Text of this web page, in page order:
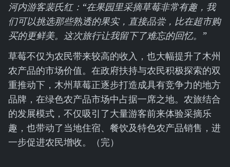
河内游客裴氏红：“在果园里采摘草莓非常有趣，我
们可以挑选那些熟透的果实，直接品尝，比在超市购
买的更鲜美。这次旅行让我留下了难忘的回忆。”
草莓不仅为农民带来较高的收入，也大幅提升了木州
农产品的市场价值。在政府扶持与农民积极探索的双
重推动下，木州草莓正逐步打造成具有竞争力的地方
品牌，在绿色农产品市场中占据一席之地。农旅结合
的发展模式，不仅吸引了大量游客前来体验采摘乐
趣，也带动了当地住宿、餐饮及特色农产品销售，进
一步促进农民增收。（完）